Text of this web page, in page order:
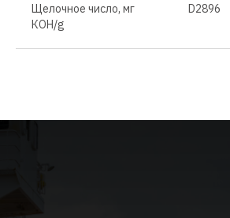
Щелочное число, мг
КОН/g
D2896